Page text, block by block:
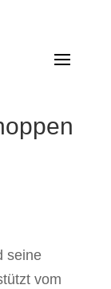
seine
vom